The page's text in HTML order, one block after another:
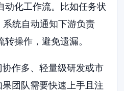
动化工作流。比如任务状
系统自动通知下游负责
操作，避免遗漏。
协作多、轻量级研发或市
团队需要快速上手且注